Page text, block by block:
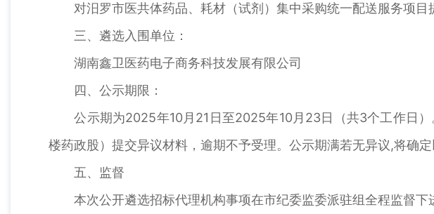
对汨罗市医共体药品、耗材（试剂）集中采购统一配送服务项目
三、遴选入围单位：
湖南鑫卫医药电子商务科技发展有限公司
四、公示期限：
公示期为2025年10月21日至2025年10月23日（共3个工作日）
楼药政股）提交异议材料，逾期不予受理。公示期满若无异议,将确
五、监督
本次公开遴选招标代理机构事项在市纪委监委派驻组全程监督下